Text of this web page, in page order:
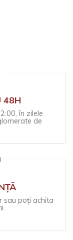
48H
în zilele
de
sau poți achita